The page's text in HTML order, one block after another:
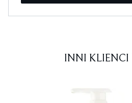
INNI KLIENCI